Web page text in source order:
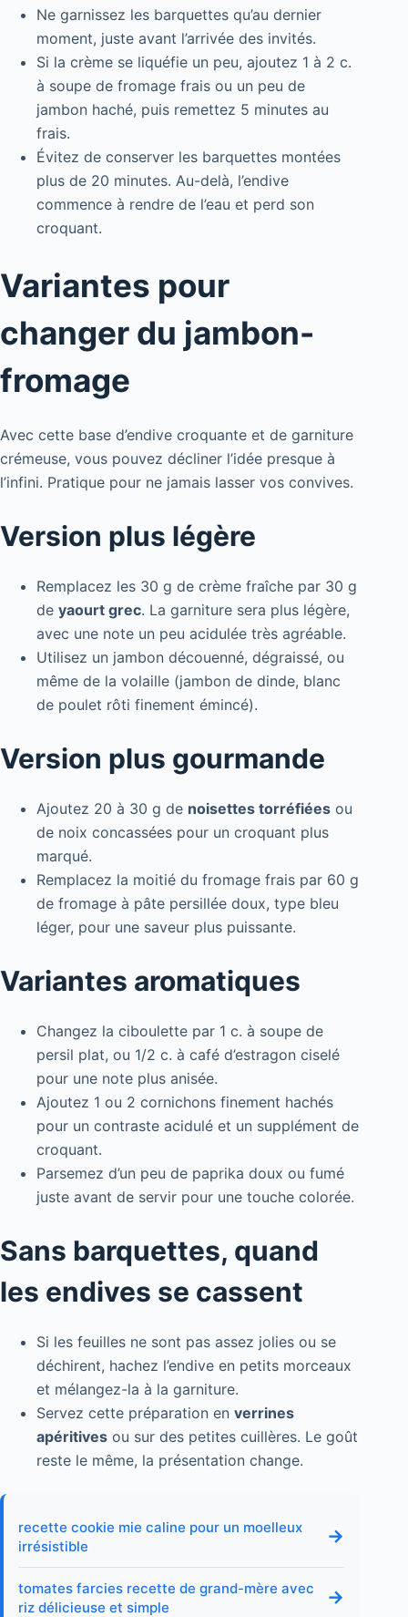
Ne garnissez les barquettes qu’au dernier
moment, juste avant l’arrivée des invités.
Si la crème se liquéfie un peu, ajoutez 1 à 2 c.
à soupe de fromage frais ou un peu de
jambon haché, puis remettez 5 minutes au
frais.
Évitez de conserver les barquettes montées
plus de 20 minutes. Au-delà, l’endive
commence à rendre de l’eau et perd son
croquant.
Variantes pour
changer du jambon-
fromage
Avec cette base d’endive croquante et de garniture
crémeuse, vous pouvez décliner l’idée presque à
l’infini. Pratique pour ne jamais lasser vos convives.
Version plus légère
Remplacez les 30 g de crème fraîche par 30 g
de yaourt grec. La garniture sera plus légère,
avec une note un peu acidulée très agréable.
Utilisez un jambon découenné, dégraissé, ou
même de la volaille (jambon de dinde, blanc
de poulet rôti finement émincé).
Version plus gourmande
Ajoutez 20 à 30 g de noisettes torréfiées ou
de noix concassées pour un croquant plus
marqué.
Remplacez la moitié du fromage frais par 60 g
de fromage à pâte persillée doux, type bleu
léger, pour une saveur plus puissante.
Variantes aromatiques
Changez la ciboulette par 1 c. à soupe de
persil plat, ou 1/2 c. à café d’estragon ciselé
pour une note plus anisée.
Ajoutez 1 ou 2 cornichons finement hachés
pour un contraste acidulé et un supplément de
croquant.
Parsemez d’un peu de paprika doux ou fumé
juste avant de servir pour une touche colorée.
Sans barquettes, quand
les endives se cassent
Si les feuilles ne sont pas assez jolies ou se
déchirent, hachez l’endive en petits morceaux
et mélangez-la à la garniture.
Servez cette préparation en verrines
apéritives ou sur des petites cuillères. Le goût
reste le même, la présentation change.
recette cookie mie caline pour un moelleux
irrésistible
→
tomates farcies recette de grand-mère avec
riz délicieuse et simple
→